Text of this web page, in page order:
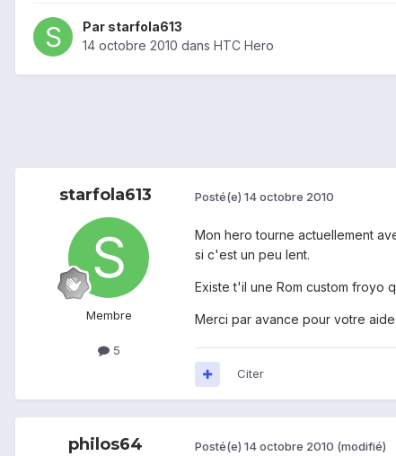
Par starfola613
14 octobre 2010 dans HTC Hero
starfola613
Membre
5
Posté(e) 14 octobre 2010
Mon hero tourne actuellement
si c'est un peu lent.
Existe t'il une Rom custom froyo
Merci par avance pour votre aide
Citer
philos64 Posté(e) 14 octobre 2010 (modifié)